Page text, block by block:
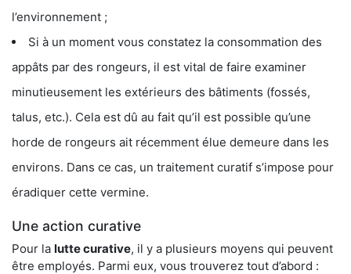
l’environnement ;
Si à un moment vous constatez la consommation des
appâts par des rongeurs, il est vital de faire examiner
minutieusement les extérieurs des bâtiments (fossés,
talus, etc.). Cela est dû au fait qu’il est possible qu’une
horde de rongeurs ait récemment élue demeure dans les
environs. Dans ce cas, un traitement curatif s’impose pour
éradiquer cette vermine.
Une action curative
Pour la lutte curative, il y a plusieurs moyens qui peuvent
être employés. Parmi eux, vous trouverez tout d’abord :